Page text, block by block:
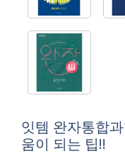
잇템 완자통합
움이 되는 팁!!